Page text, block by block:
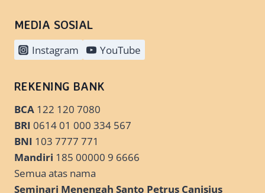
MEDIA SOSIAL
Instagram YouTube
REKENING BANK
BCA 122 120 7080
BRI 0614 01 000 334 567
BNI 103 7777 771
Mandiri 185 00000 9 6666
Semua atas nama
Seminari Menengah Santo Petrus Canisius